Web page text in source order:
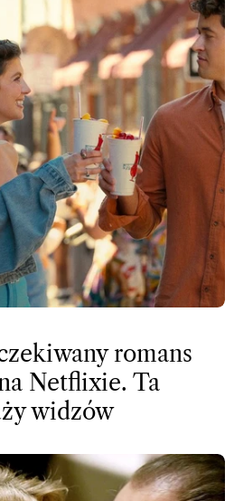
romans
Netflixie. Ta
widzów